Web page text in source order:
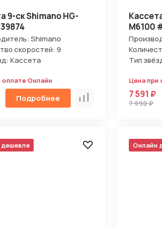
9-ск Shimano HG-
Shimano
скоростей: 9
Кассета
оплате Онлайн
Подробнее Сравнить
M6100
Тип
Цена при
7 591 ₽
7 990 ₽
Онлайн